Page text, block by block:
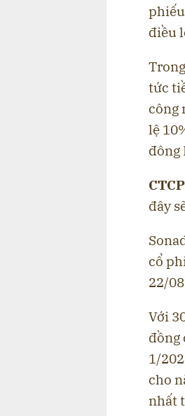
điều
tức
công
lệ
đông
đây
cổ
22/
Với
đồng
1/
cho
nhất